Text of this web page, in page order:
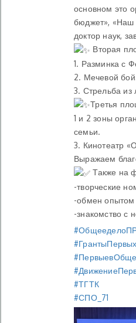
основном это
бюджет», «Наш
доктор наук,
Вторая
1. Разминка с
2. Мечевой
3. Стрельба из
Третья
1 и 2 зоны
семьи.
3. Кинотеатр
Выражаем
Также на
-творческие
-обмен опытом
-знакомство с
#ГрантыПервых
#ТГТК
#СПО_71